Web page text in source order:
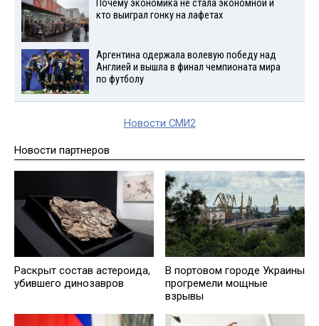
Почему экономика не стала экономной и
кто выиграл гонку на лафетах
Аргентина одержала волевую победу над
Англией и вышла в финал чемпионата мира
по футболу
Новости СМИ2
Новости партнеров
Раскрыт состав астероида,
убившего динозавров
В портовом городе Украины
прогремели мощные
взрывы